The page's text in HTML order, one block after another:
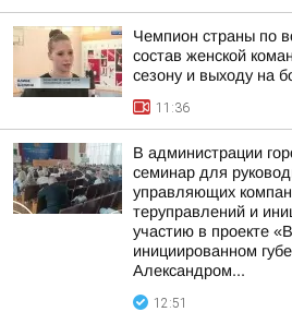
Чемпион страны по
состав женской
сезону и выходу на
11:36
В администрации
семинар для
управляющих
теруправлений и
участию в проекте
инициированном
Александром...
12:51